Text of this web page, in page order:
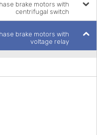
brake motors with
centrifugal switch
brake motors with
voltage relay